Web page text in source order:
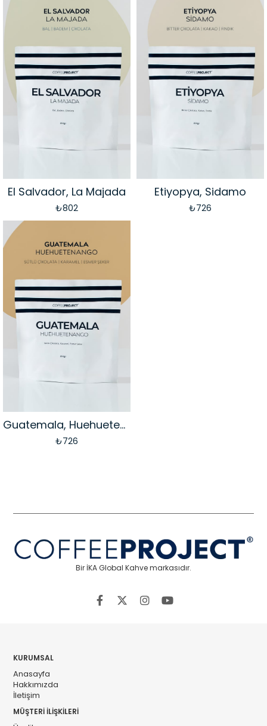
El Salvador, La Majada
₺802
Etiyopya, Sidamo
₺726
Guatemala, Huehuetenango
₺726
Bir İKA Global Kahve markasıdır.
KURUMSAL
Anasayfa
Hakkımızda
İletişim
MÜŞTERİ İLİŞKİLERİ